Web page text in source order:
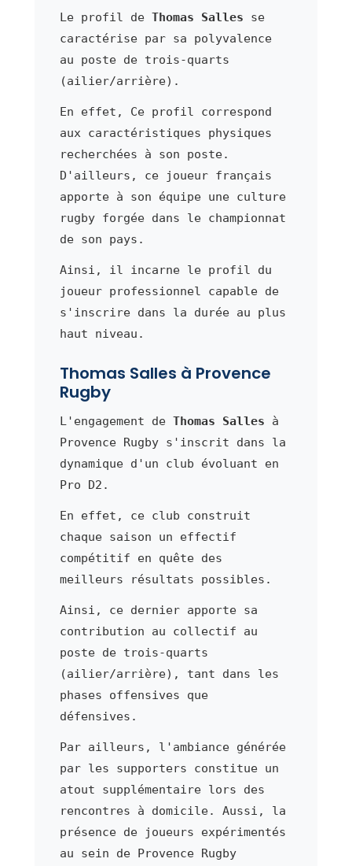
Le profil de Thomas Salles se
caractérise par sa polyvalence
au poste de trois-quarts
(ailier/arrière).
En effet, Ce profil correspond
aux caractéristiques physiques
recherchées à son poste.
D'ailleurs, ce joueur français
apporte à son équipe une culture
rugby forgée dans le championnat
de son pays.
Ainsi, il incarne le profil du
joueur professionnel capable de
s'inscrire dans la durée au plus
haut niveau.
Thomas Salles à Provence
Rugby
L'engagement de Thomas Salles à
Provence Rugby s'inscrit dans la
dynamique d'un club évoluant en
Pro D2.
En effet, ce club construit
chaque saison un effectif
compétitif en quête des
meilleurs résultats possibles.
Ainsi, ce dernier apporte sa
contribution au collectif au
poste de trois-quarts
(ailier/arrière), tant dans les
phases offensives que
défensives.
Par ailleurs, l'ambiance générée
par les supporters constitue un
atout supplémentaire lors des
rencontres à domicile. Aussi, la
présence de joueurs expérimentés
au sein de Provence Rugby